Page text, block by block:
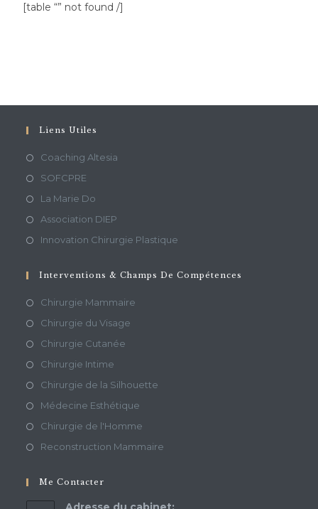
[table “” not found /]
Liens Utiles
Coaching Altesia
SOFCPRE
La Marie Do
Association DIEP
Innovation Chirurgie Plastique
Interventions & Champs De Compétences
Chirurgie Mammaire
Chirurgie du Visage
Chirurgie Cutanée
Chirurgie Intime
Chirurgie de la Silhouette
Médecine Esthétique
Chirurgie de l'Homme
Reconstruction Mammaire
Me Contacter